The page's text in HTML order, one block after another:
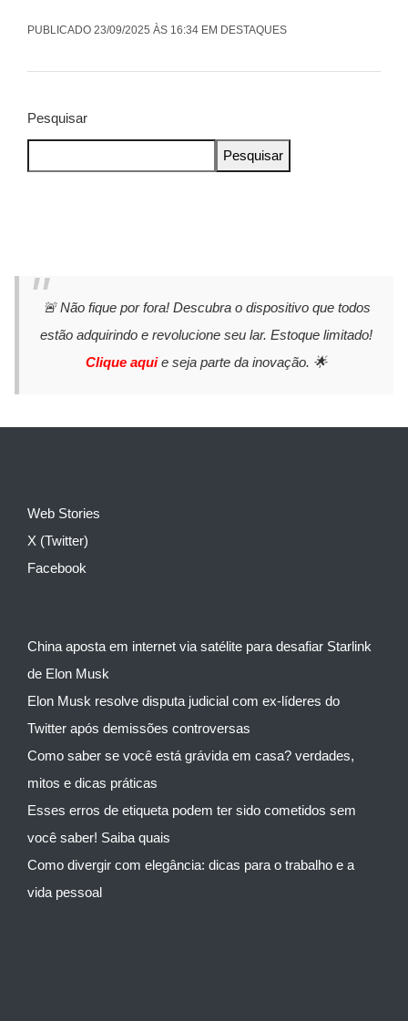
PUBLICADO 23/09/2025 ÀS 16:34 EM DESTAQUES
Pesquisar
Pesquisar
🚨 Não fique por fora! Descubra o dispositivo que todos
estão adquirindo e revolucione seu lar. Estoque limitado!
Clique aquie seja parte da inovação. 🌟
Web Stories
X (Twitter)
Facebook
China aposta em internet via satélite para desafiar Starlink
de Elon Musk
Elon Musk resolve disputa judicial com ex-líderes do
Twitter após demissões controversas
Como saber se você está grávida em casa? verdades,
mitos e dicas práticas
Esses erros de etiqueta podem ter sido cometidos sem
você saber! Saiba quais
Como divergir com elegância: dicas para o trabalho e a
vida pessoal